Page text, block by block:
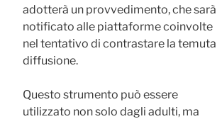
adotterà un provvedimento, che sarà
notificato alle piattaforme coinvolte
nel tentativo di contrastare la temuta
diffusione.
Questo strumento può essere
utilizzato non solo dagli adulti, ma